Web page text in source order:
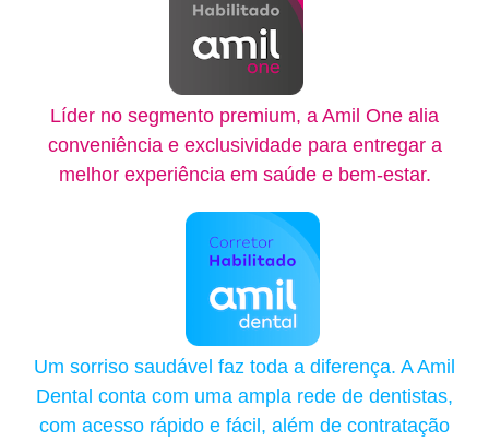
Líder no segmento premium, a Amil One alia
conveniência e exclusividade para entregar a
melhor experiência em saúde e bem-estar.
Um sorriso saudável faz toda a diferença. A Amil
Dental conta com uma ampla rede de dentistas,
com acesso rápido e fácil, além de contratação